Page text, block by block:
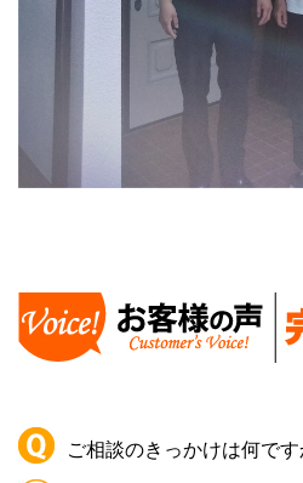
ご相談のきっかけは何です